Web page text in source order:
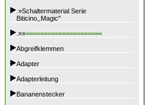
.»Schaltermaterial Serie
Biticino,,Magic"
.»»=====================
Abgreifklemmen
Adapter
Adapterleitung
Bananenstecker